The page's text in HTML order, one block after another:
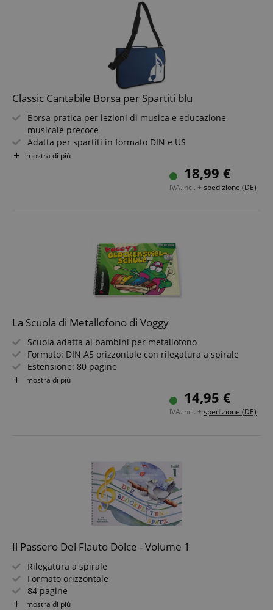
Classic Cantabile Borsa per Spartiti blu
Borsa pratica per lezioni di musica e educazione
musicale precoce
Adatta per spartiti in formato DIN e US
Maniglia e tracolla removibile
Con tasche interne per penne e altri accessori
Bellissimo design con nota sedicesima bianca
mostra di più
18,99 €
IVA.incl. + spedizione (DE)
La Scuola di Metallofono di Voggy
Scuola adatta ai bambini per metallofono
Formato: DIN A5 orizzontale con rilegatura a spirale
Estensione: 80 pagine
Include CD
mostra di più
14,95 €
IVA.incl. + spedizione (DE)
Il Passero Del Flauto Dolce - Volume 1
Rilegatura a spirale
Formato orizzontale
84 pagine
Illustrazioni a colori su tutte le pagine
mostra di più